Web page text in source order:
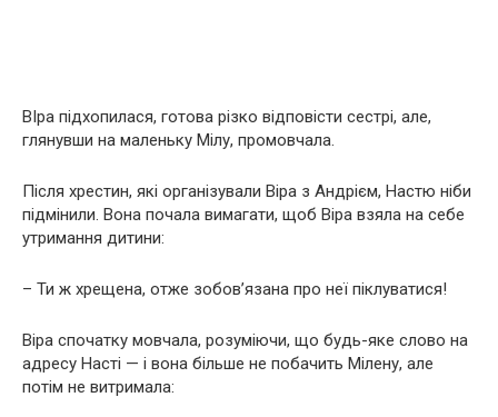
ВІра підхопилася, готова різко відповісти сестрі, але,
глянувши на маленьку Мілу, промовчала.
Після хрестин, які організували Віра з Андрієм, Настю ніби
підмінили. Вона почала вимагати, щоб Віра взяла на себе
утримання дитини:
– Ти ж хрещена, отже зобов’язана про неї піклуватися!
Віра спочатку мовчала, розуміючи, що будь-яке слово на
адресу Насті — і вона більше не побачить Мілену, але
потім не витримала: